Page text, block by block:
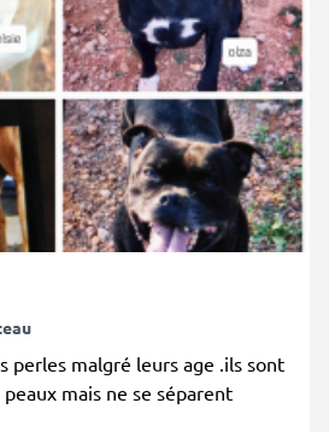
perles malgré leurs age .ils sont
mais ne se séparent